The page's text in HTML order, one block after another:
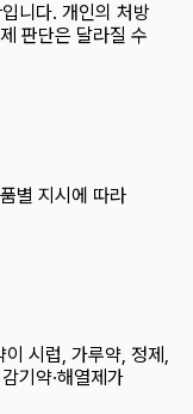
니다. 개인의 처방
판단은 달라질 수
별 지시에 따라
시럽, 가루약, 정제,
기약·해열제가